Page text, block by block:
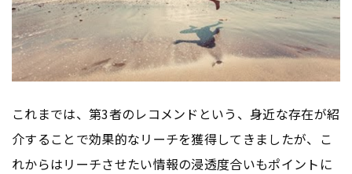
これまでは、第3者のレコメンドという、身近な存在が紹
介することで効果的なリーチを獲得してきましたが、こ
れからはリーチさせたい情報の浸透度合いもポイントに